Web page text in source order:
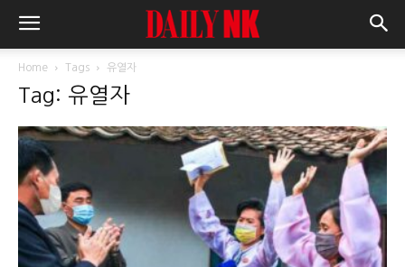
Home Tags 유열자
Tag: 유열자